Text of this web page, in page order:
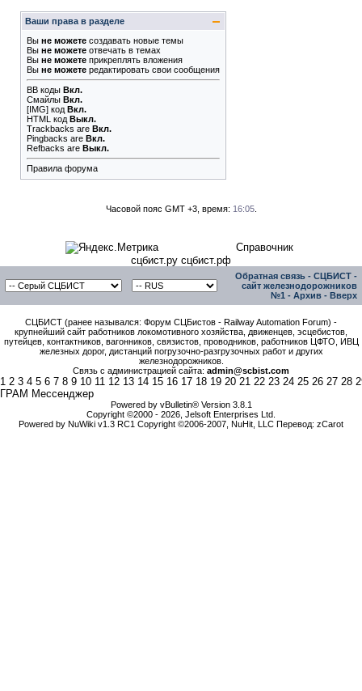
Ваши права в разделе
Вы не можете создавать новые темы
Вы не можете отвечать в темах
Вы не можете прикреплять вложения
Вы не можете редактировать свои сообщения
BB коды Вкл.
Смайлы Вкл.
[IMG] код Вкл.
HTML код Выкл.
Trackbacks are Вкл.
Pingbacks are Вкл.
Refbacks are Выкл.
Правила форума
Часовой пояс GMT +3, время: 16:05.
Справочник
сцбист.ру сцбист.рф
Обратная связь - СЦБИСТ -
сайт железнодорожников
№1 - Архив - Вверх
СЦБИСТ (ранее назывался: Форум СЦБистов - Railway Automation Forum) -
крупнейший сайт работников локомотивного хозяйства, движенцев, эсцебистов,
путейцев, контактников, вагонников, связистов, проводников, работников ЦФТО, ИВЦ
железных дорог, дистанций погрузочно-разгрузочных работ и других
железнодорожников.
Связь с администрацией сайта: admin@scbist.com
1 2 3 4 5 6 7 8 9 10 11 12 13 14 15 16 17 18 19 20 21 22 23 24 25 26 27 28
ГРАМ Мессенджер
Powered by vBulletin® Version 3.8.1
Copyright ©2000 - 2026, Jelsoft Enterprises Ltd.
Powered by NuWiki v1.3 RC1 Copyright ©2006-2007, NuHit, LLC Перевод: zCarot